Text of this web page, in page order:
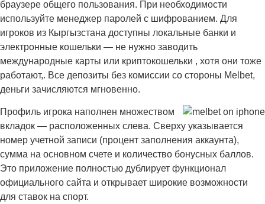
браузере общего пользования. При необходимости
используйте менеджер паролей с шифрованием. Для
игроков из Кыргызстана доступны локальные банки и
электронные кошельки — не нужно заводить
международные карты или криптокошельки , хотя они тоже
работают,. Все депозиты без комиссии со стороны Melbet,
деньги зачисляются мгновенно.
Профиль игрока наполнен множеством
вкладок — расположенных слева. Сверху указывается
номер учетной записи (процент заполнения аккаунта),
сумма на основном счете и количество бонусных баллов.
Это приложение полностью дублирует функционал
официального сайта и открывает широкие возможности
для ставок на спорт.